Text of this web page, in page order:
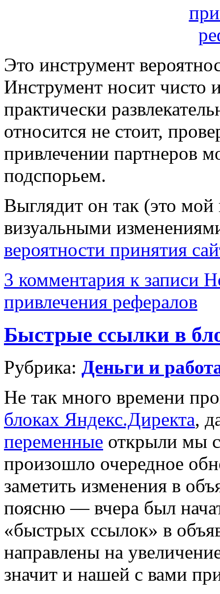
Это инструмент
Инструмент носит чисто
практически
относится не стоит,
привлечении партнеров
подспорьем.
Выглядит он так (это
визуальными
вероятности принятия
3 комментария к записи
привлечения рефералов
Быстрые ссылки в
Рубрика: Деньги и
Не так много времени
блоках Яндекс.Директа,
переменные открыли мы
произошло очередное
заметить изменения в
поясню — вчера был
«быстрых ссылок» в
направлены на
значит и нашей с вами